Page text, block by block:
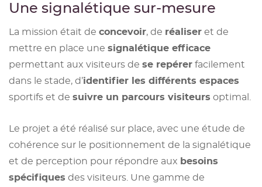
Une signalétique sur-mesure
La mission était de concevoir, de réaliser et de
mettre en place une signalétique efficace
permettant aux visiteurs de se repérer facilement
dans le stade, d’identifier les différents espaces
sportifs et de suivre un parcours visiteurs optimal.
Le projet a été réalisé sur place, avec une étude de
cohérence sur le positionnement de la signalétique
et de perception pour répondre aux besoins
spécifiques des visiteurs. Une gamme de